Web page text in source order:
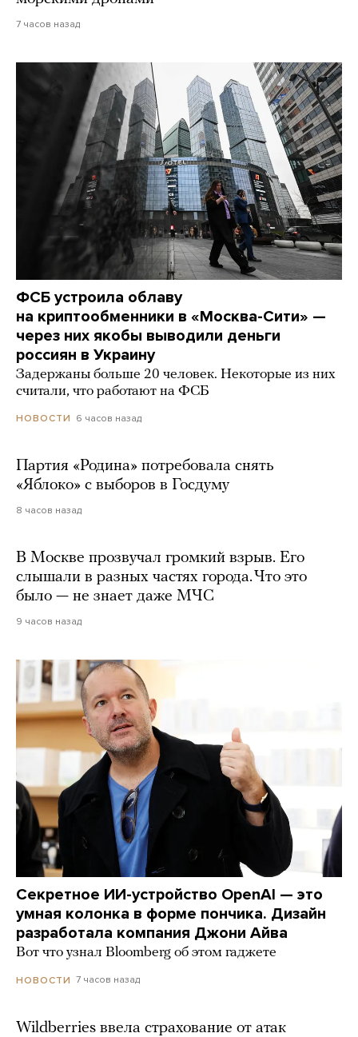
7 часов назад
ФСБ устроила облаву
на криптообменники в «Москва-Сити» —
через них якобы выводили деньги
россиян в Украину
Задержаны больше 20 человек. Некоторые из них
считали, что работают на ФСБ
НОВОСТИ 6 часов назад
Партия «Родина» потребовала снять
«Яблоко» с выборов в Госдуму
8 часов назад
В Москве прозвучал громкий взрыв. Его
слышали в разных частях города. Что это
было — не знает даже МЧС
9 часов назад
Секретное ИИ-устройство OpenAI — это
умная колонка в форме пончика. Дизайн
разработала компания Джони Айва
Вот что узнал Bloomberg об этом гаджете
НОВОСТИ 7 часов назад
Wildberries ввела страхование от атак